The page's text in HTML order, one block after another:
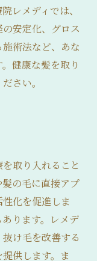
レメディでは、
安定化、グロス
術法など、あな
健康な髪を取り
さい。
取り入れること
の毛に直接アプ
化を促進しま
ります。レメデ
け毛を改善する
供します。ま